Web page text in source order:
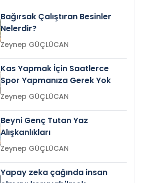
Bağırsak Çalıştıran Besinler
Nelerdir?
Zeynep GÜÇLÜCAN
Kas Yapmak İçin Saatlerce
Spor Yapmanıza Gerek Yok
Zeynep GÜÇLÜCAN
Beyni Genç Tutan Yaz
Alışkanlıkları
Zeynep GÜÇLÜCAN
Yapay zeka çağında insan